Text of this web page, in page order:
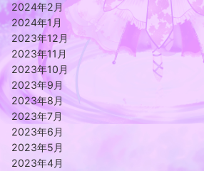
2024年2月
2024年1月
2023年12月
2023年11月
2023年10月
2023年9月
2023年8月
2023年7月
2023年6月
2023年5月
2023年4月